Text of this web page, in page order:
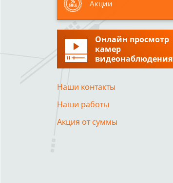
Акции
Онлайн просмотр
камер
видеонаблюдения
Наши контакты
Наши работы
Акция от суммы